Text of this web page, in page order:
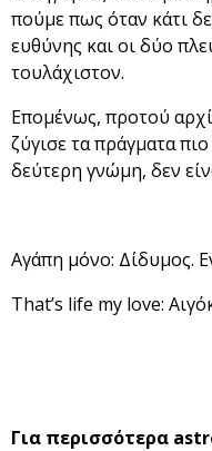
πούμε πως όταν κάτι
ευθύνης και οι δύο
τουλάχιστον.
Επομένως, προτού
ζύγισε τα πράγματα
δεύτερη γνώμη, δεν
Αγάπη μόνο: Δίδυμος.
That’s life my love:
Για περισσότερα